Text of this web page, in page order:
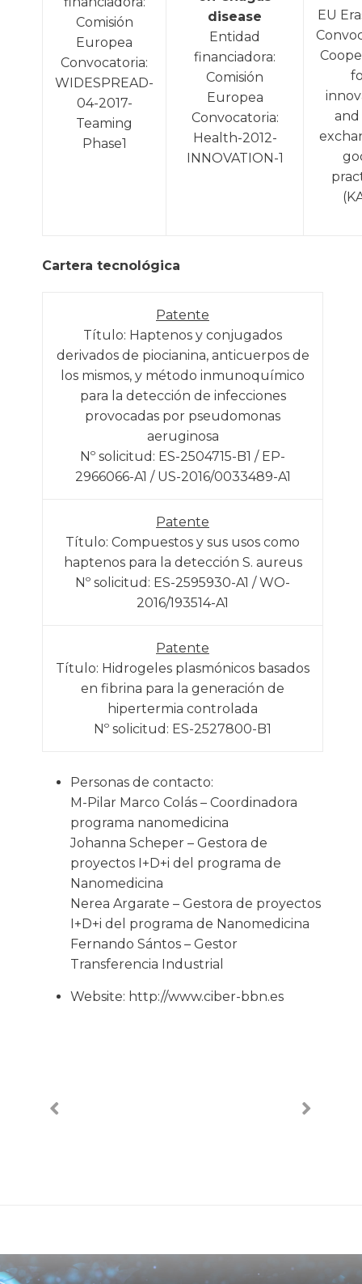
Comisión
Europea
Convocatoria:
WIDESPREAD-
04-2017-
Teaming
Phase1
disease
Entidad
financiadora:
Comisión
Europea
Convocatoria:
Health-2012-
INNOVATION-1
EU
Cartera tecnológica
Patente
Título: Haptenos y conjugados
derivados de piocianina, anticuerpos de
los mismos, y método inmunoquímico
para la detección de infecciones
provocadas por pseudomonas
aeruginosa
Nº solicitud: ES-2504715-B1 / EP-
2966066-A1 / US-2016/0033489-A1
Patente
Título: Compuestos y sus usos como
haptenos para la detección S. aureus
Nº solicitud: ES-2595930-A1 / WO-
2016/193514-A1
Patente
Título: Hidrogeles plasmónicos basados
en fibrina para la generación de
hipertermia controlada
Nº solicitud: ES-2527800-B1
Personas de contacto:
M-Pilar Marco Colás – Coordinadora
programa nanomedicina
Johanna Scheper – Gestora de
proyectos I+D+i del programa de
Nanomedicina
Nerea Argarate – Gestora de proyectos
I+D+i del programa de Nanomedicina
Fernando Sántos – Gestor
Transferencia Industrial
Website: http://www.ciber-bbn.es